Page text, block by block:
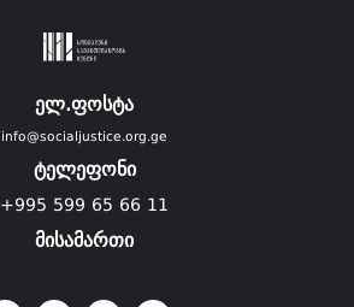
ელ.ფოსტა
info@socialjustice.org.ge
ტელეფონი
+995 599 65 66 11
მისამართი